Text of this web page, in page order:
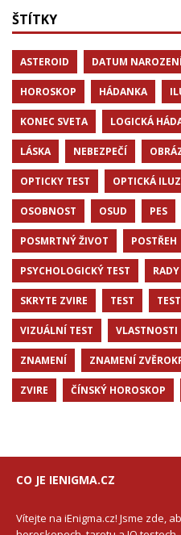
ŠTÍTKY
ASTEROID DATUM NAROZENÍ
HOROSKOP HÁDANKA
KONEC SVETA LOGICKÁ
LÁSKA NEBEZPEČÍ
OPTICKY TEST OPTICKÁ
OSOBNOST OSUD PES
POSMRTNÝ ŽIVOT POSTŘEH
PSYCHOLOGICKÝ TEST RADY
SKRYTE ZVIRE TEST
VIZUÁLNÍ TEST VLASTNOSTI
ZNAMENÍ ZNAMENÍ
ZVIRE ČÍNSKÝ HOROSKOP
CO JE IENIGMA.CZ
Vítejte na iEnigma.cz! Jsme zde,